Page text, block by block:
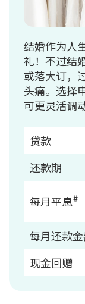
结婚作为人
礼！不过结
或落大订，
头痛。选择
可更灵活调
贷款
还款期
每月平息#
每月还款
现金回赠